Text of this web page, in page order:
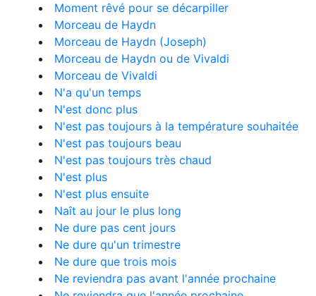
Moment rêvé pour se décarpiller
Morceau de Haydn
Morceau de Haydn (Joseph)
Morceau de Haydn ou de Vivaldi
Morceau de Vivaldi
N'a qu'un temps
N'est donc plus
N'est pas toujours à la température souhaitée
N'est pas toujours beau
N'est pas toujours très chaud
N'est plus
N'est plus ensuite
Naît au jour le plus long
Ne dure pas cent jours
Ne dure qu'un trimestre
Ne dure que trois mois
Ne reviendra pas avant l'année prochaine